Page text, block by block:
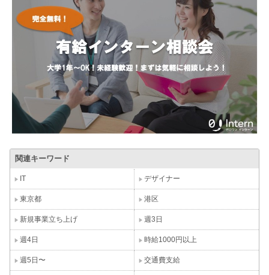
関連キーワード
IT デザイナー
東京都 港区
新規事業立ち上げ 週3日
週4日 時給1000円以上
週5日〜 交通費支給